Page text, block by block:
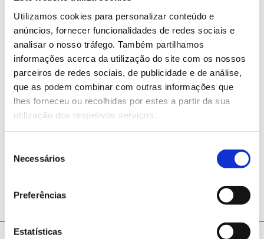
Utilizamos cookies para personalizar conteúdo e
anúncios, fornecer funcionalidades de redes sociais e
analisar o nosso tráfego. Também partilhamos
informações acerca da utilização do site com os nossos
parceiros de redes sociais, de publicidade e de análise,
que as podem combinar com outras informações que
lhes forneceu ou recolhidas por estes a partir da sua
utilização dos respetivos serviços.
Necessários
Preferências
Estatísticas
6 percursos pedestres perto
de centros urbanos
E se pudesse descobrir, a poucos quilómetros da sua
cidade, recantos de elevado valor natural e
paisagístico? Esta é a nossa proposta: percursos
pedestres em zonas florestais nas proximidades de
vários centros urbanos, do Alto Douro ao Algarve. A
pé e sem pressas, caminhe por trilhos repletos de